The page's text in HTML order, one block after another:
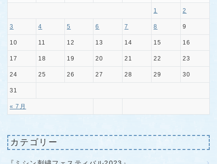
« 7月
1 2
3 4 5 6 7 8 9
10 11 12 13 14 15 16
17 18 19 20 21 22 23
24 25 26 27 28 29 30
31
カテゴリー